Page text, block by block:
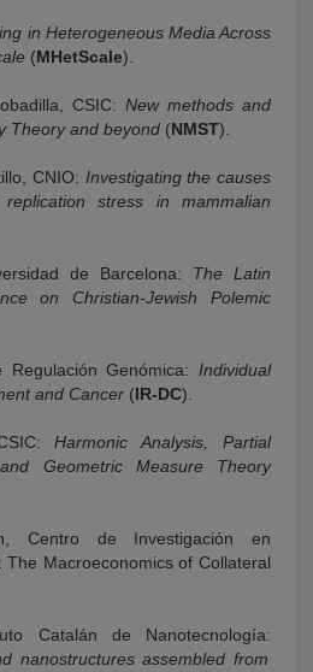
in Heterogeneous Media Across
(MHetScale).
CSIC: New methods and
Theory and beyond (NMST).
CNIO: Investigating the causes
stress in mammalian
de Barcelona: The Latin
on Christian-Jewish Polemic
Genómica: Individual
and Cancer (IR-DC).
Harmonic Analysis, Partial
Geometric Measure Theory
Centro de Investigación en
Macroeconomics of Collateral
Catalán de Nanotecnología:
nanostructures assembled from